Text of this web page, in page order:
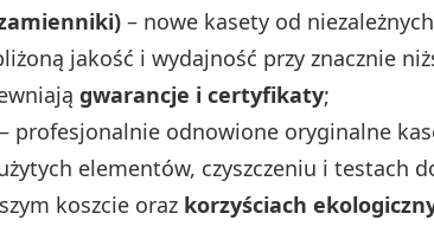
– nowe kasety od niezależnych
jakość i wydajność przy znacznie
gwarancje i certyfikaty;
– profesjonalnie odnowione oryginalne
elementów, czyszczeniu i testach
koszcie oraz korzyściach